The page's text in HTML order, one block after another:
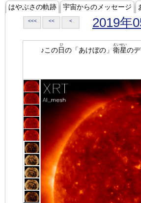
はやぶさの軌跡 宇宙からのメッセージ
<<< << < 2019年
♪この日
ひ
の「あけぼの」 衛星
えいせい
の